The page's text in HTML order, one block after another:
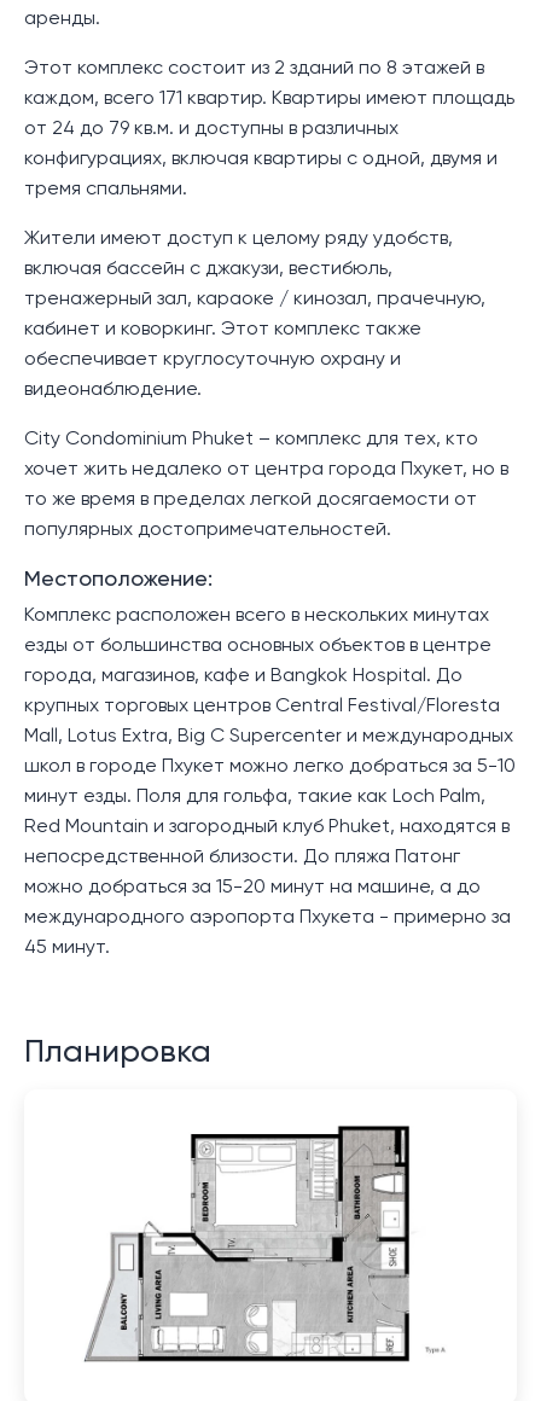
аренды.
Этот комплекс состоит из 2 зданий по 8 этажей в
каждом, всего 171 квартир. Квартиры имеют площадь
от 24 до 79 кв.м. и доступны в различных
конфигурациях, включая квартиры с одной, двумя и
тремя спальнями.
Жители имеют доступ к целому ряду удобств,
включая бассейн с джакузи, вестибюль,
тренажерный зал, караоке / кинозал, прачечную,
кабинет и коворкинг. Этот комплекс также
обеспечивает круглосуточную охрану и
видеонаблюдение.
City Condominium Phuket – комплекс для тех, кто
хочет жить недалеко от центра города Пхукет, но в
то же время в пределах легкой досягаемости от
популярных достопримечательностей.
Местоположение:
Комплекс расположен всего в нескольких минутах
езды от большинства основных объектов в центре
города, магазинов, кафе и Bangkok Hospital. До
крупных торговых центров Central Festival/Floresta
Mall, Lotus Extra, Big C Supercenter и международных
школ в городе Пхукет можно легко добраться за 5-10
минут езды. Поля для гольфа, такие как Loch Palm,
Red Mountain и загородный клуб Phuket, находятся в
непосредственной близости. До пляжа Патонг
можно добраться за 15-20 минут на машине, а до
международного аэропорта Пхукета - примерно за
45 минут.
Планировка